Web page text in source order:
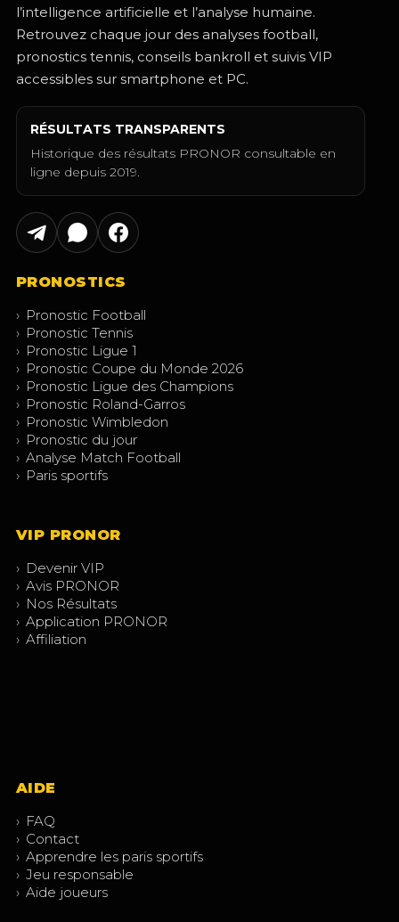
l’intelligence artificielle et l’analyse humaine.
Retrouvez chaque jour des analyses football,
pronostics tennis, conseils bankroll et suivis VIP
accessibles sur smartphone et PC.
RÉSULTATS TRANSPARENTS
Historique des résultats PRONOR consultable en
ligne depuis 2019.
PRONOSTICS
› Pronostic Football
› Pronostic Tennis
› Pronostic Ligue 1
› Pronostic Coupe du Monde 2026
› Pronostic Ligue des Champions
› Pronostic Roland-Garros
› Pronostic Wimbledon
› Pronostic du jour
› Analyse Match Football
› Paris sportifs
VIP PRONOR
› Devenir VIP
› Avis PRONOR
› Nos Résultats
› Application PRONOR
› Affiliation
AIDE
› FAQ
› Contact
› Apprendre les paris sportifs
› Jeu responsable
› Aide joueurs